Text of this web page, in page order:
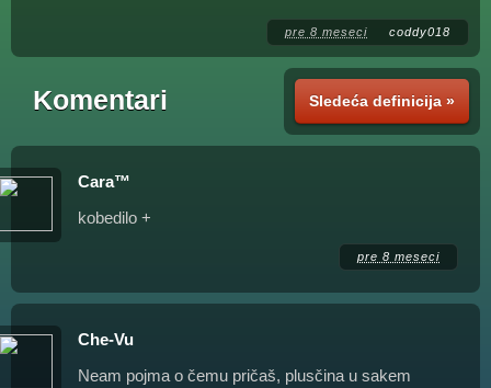
pre 8 meseci coddy018
Sledeća definicija »
Komentari
Cara™
kobedilo +
pre 8 meseci
Che-Vu
Neam pojma o čemu pričaš, plusčina u sakem